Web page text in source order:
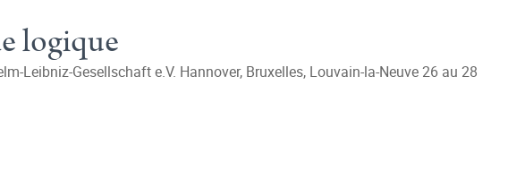
logique
Leibniz-Gesellschaft e.V. Hannover, Bruxelles, Louvain-la-Neuve 26 au 28